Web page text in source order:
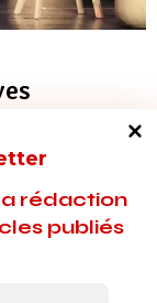
cadre du Festival
Broadway de
Malaka dans
Anne Bouvier,
de la
rédaction
publiés